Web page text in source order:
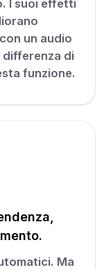
I suoi effetti
un audio
di
funzione.
Ma